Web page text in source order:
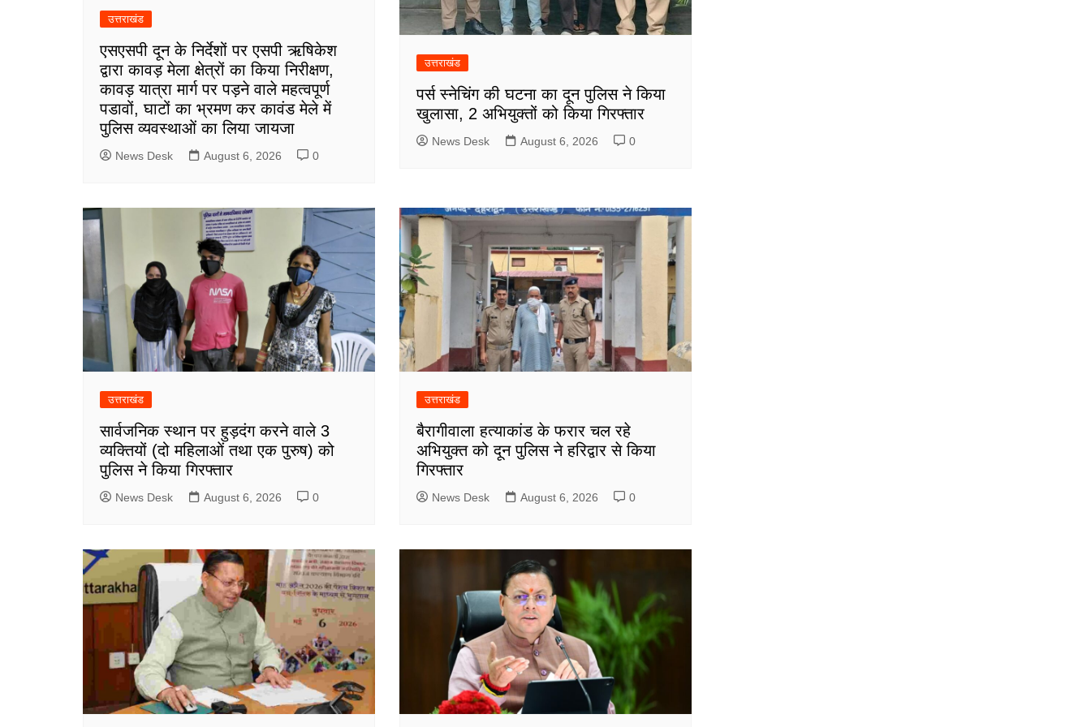
उत्तराखंड
एसएसपी दून के निर्देशों पर एसपी ऋषिकेश
द्वारा कावड़ मेला क्षेत्रों का किया निरीक्षण,
कावड़ यात्रा मार्ग पर पड़ने वाले महत्वपूर्ण
पडावों, घाटों का भ्रमण कर कावंड मेले में
पुलिस व्यवस्थाओं का लिया जायजा
News Desk August 6, 2026 0
उत्तराखंड
पर्स स्नेचिंग की घटना का दून पुलिस ने किया
खुलासा, 2 अभियुक्तों को किया गिरफ्तार
News Desk August 6, 2026 0
उत्तराखंड
सार्वजनिक स्थान पर हुड़दंग करने वाले 3
व्यक्तियों (दो महिलाओं तथा एक पुरुष) को
पुलिस ने किया गिरफ्तार
News Desk August 6, 2026 0
उत्तराखंड
बैरागीवाला हत्याकांड के फरार चल रहे
अभियुक्त को दून पुलिस ने हरिद्वार से किया
गिरफ्तार
News Desk August 6, 2026 0